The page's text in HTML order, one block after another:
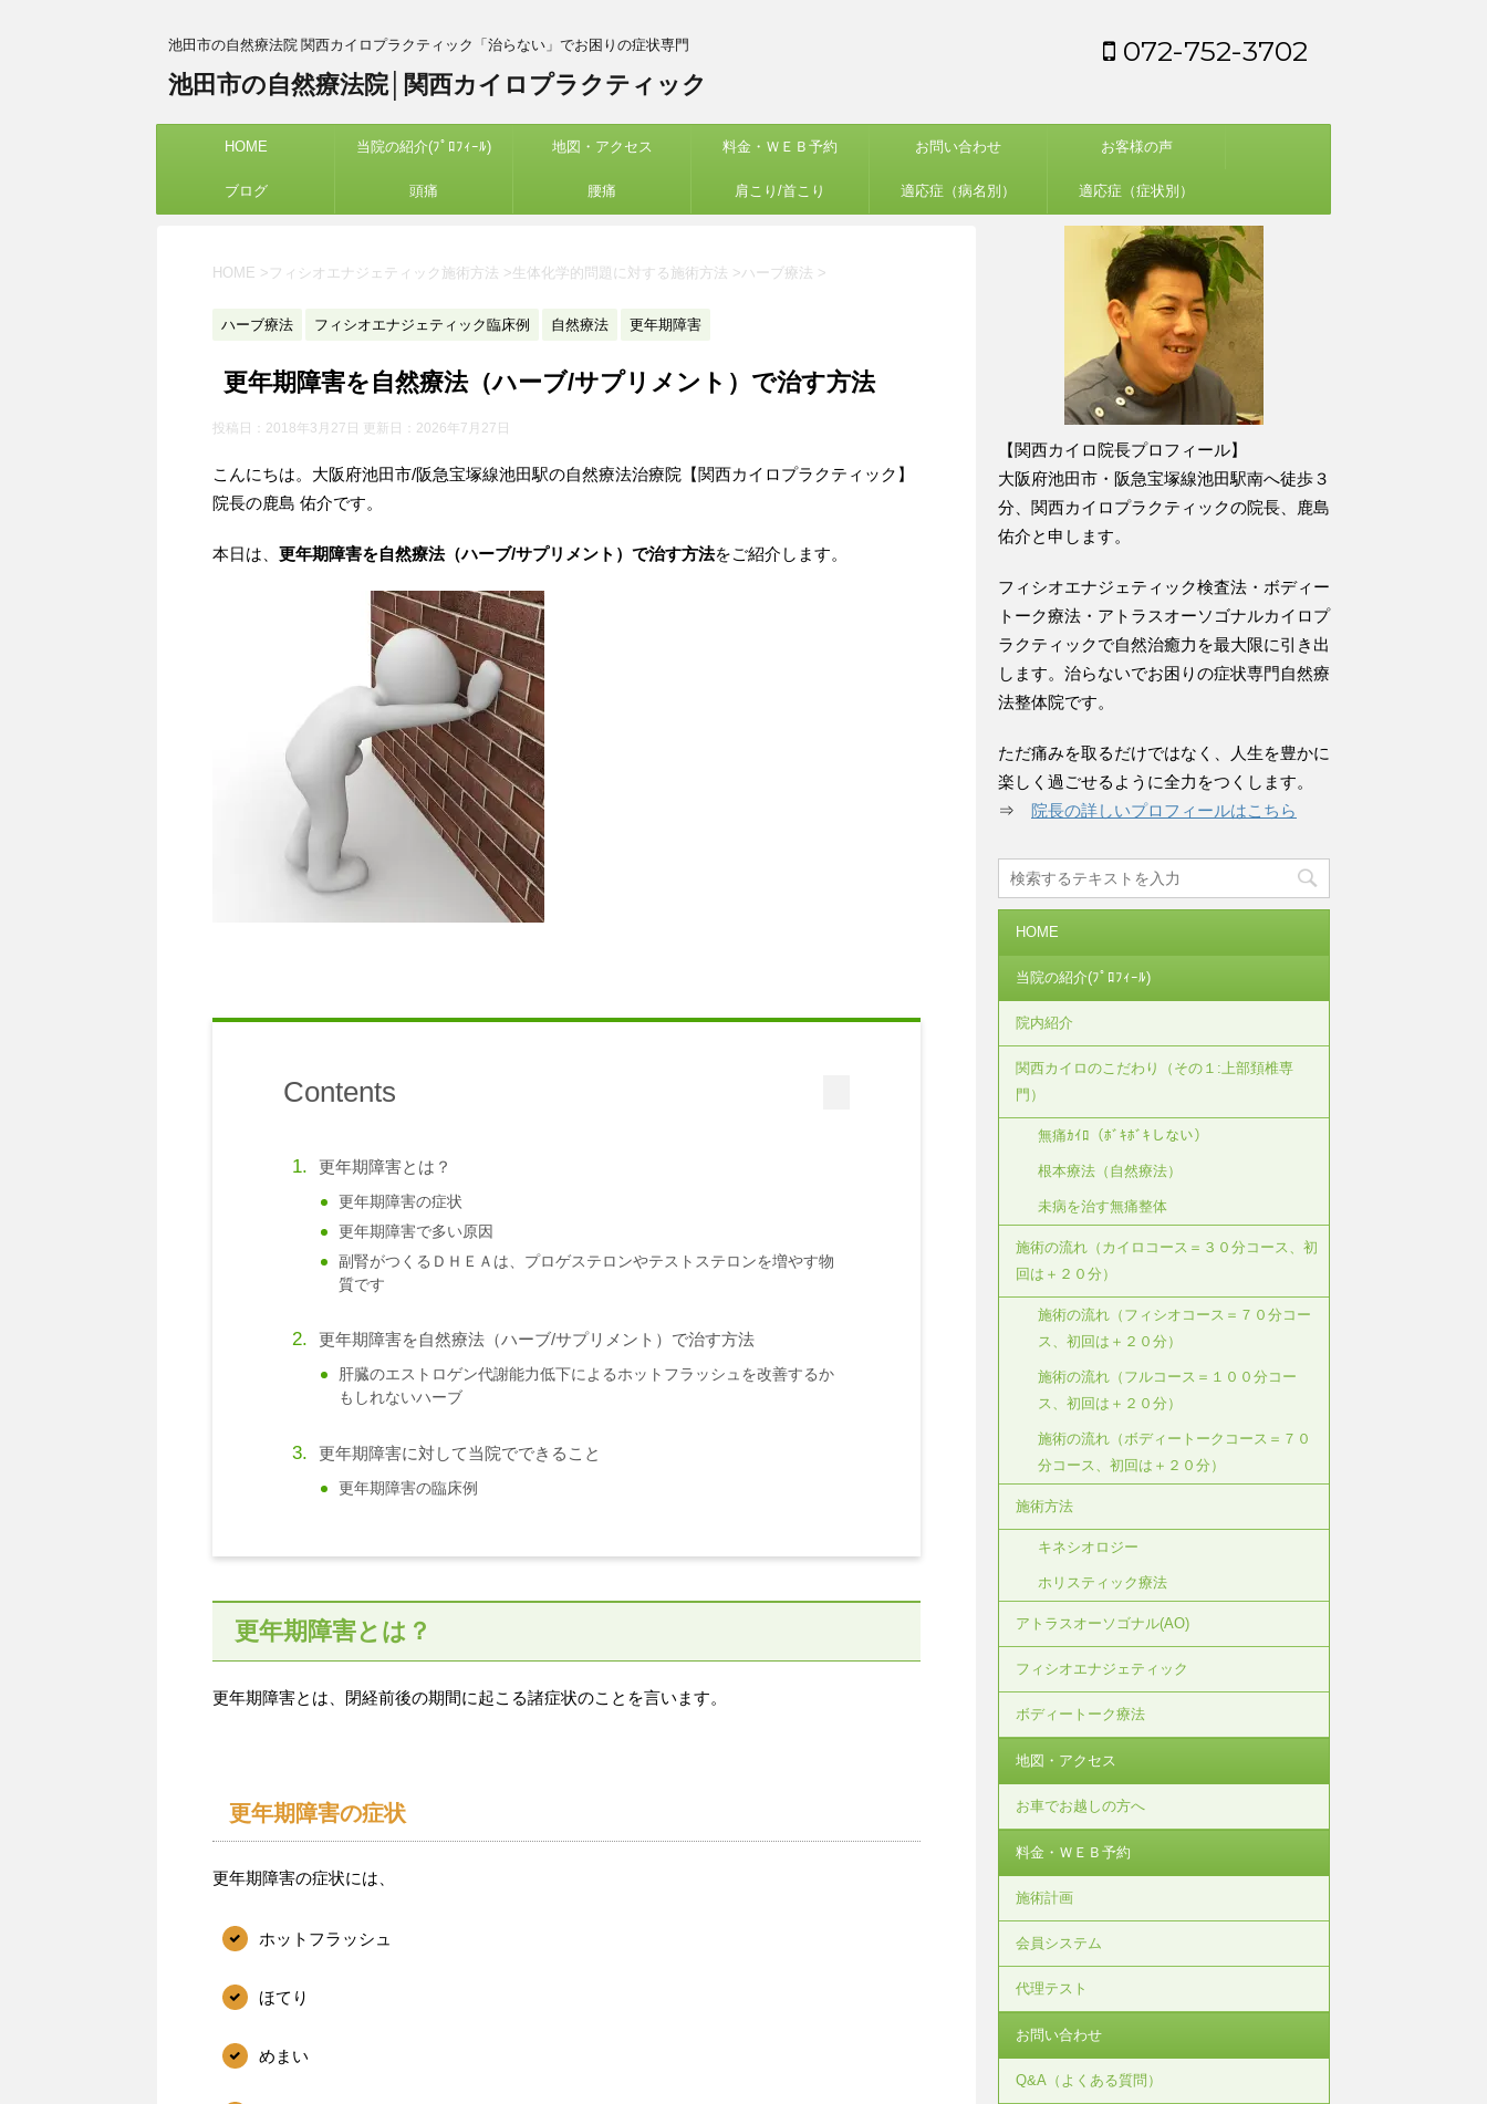
池田市の自然療法院 関西カイロプラクティック「治らない」でお困りの症状専門
池田市の自然療法院│関西カイロプラクティック
072-752-3702
HOME 当院の紹介(ﾌﾟﾛﾌｨｰﾙ) 地図・アクセス 料金・ＷＥＢ予約 お問い合わせ お客様の声
ブログ 頭痛 腰痛 肩こり/首こり 適応症（病名別） 適応症（症状別）
HOME > フィシオエナジェティック施術方法 >生体化学的問題に対する施術方法 >ハーブ療法 >
ハーブ療法 フィシオエナジェティック臨床例 自然療法 更年期障害
更年期障害を自然療法（ハーブ/サプリメント）で治す方法
投稿日：2018年3月27日 更新日： 2026年7月27日
こんにちは。大阪府池田市/阪急宝塚線池田駅の自然療法治療院【関西カイロプラクティック】
院長の鹿島 佑介です。
本日は、 更年期障害を自然療法（ハーブ/サプリメント）で治す方法をご紹介します。
Contents
更年期障害とは？
更年期障害の症状
更年期障害で多い原因
副腎がつくるＤＨＥＡは、プロゲステロンやテストステロンを増やす物
質です
更年期障害を自然療法（ハーブ/サプリメント）で治す方法
肝臓のエストロゲン代謝能力低下によるホットフラッシュを改善するか
もしれないハーブ
更年期障害に対して当院でできること
更年期障害の臨床例
更年期障害とは？
更年期障害とは、閉経前後の期間に起こる諸症状のことを言います。
更年期障害の症状
更年期障害の症状には、
ホットフラッシュ
ほてり
めまい
【関西カイロ院長プロフィール】
大阪府池田市・阪急宝塚線池田駅南へ徒歩３
分、関西カイロプラクティックの院長、鹿島
佑介と申します。
フィシオエナジェティック検査法・ボディー
トーク療法・アトラスオーソゴナルカイロプ
ラクティックで自然治癒力を最大限に引き出
します。治らないでお困りの症状専門自然療
法整体院です。
ただ痛みを取るだけではなく、人生を豊かに
楽しく過ごせるように全力をつくします。
⇒ 院長の詳しいプロフィールはこちら
HOME
当院の紹介(ﾌﾟﾛﾌｨｰﾙ)
院内紹介
関西カイロのこだわり（その１:上部頚椎専
門）
無痛ｶｲﾛ（ﾎﾞｷﾎﾞｷしない）
根本療法（自然療法）
未病を治す無痛整体
施術の流れ（カイロコース＝３０分コース、初
回は＋２０分）
施術の流れ（フィシオコース＝７０分コー
ス、初回は＋２０分）
施術の流れ（フルコース＝１００分コー
ス、初回は＋２０分）
施術の流れ（ボディートークコース＝７０
分コース、初回は＋２０分）
施術方法
キネシオロジー
ホリスティック療法
アトラスオーソゴナル(AO)
フィシオエナジェティック
ボディートーク療法
地図・アクセス
お車でお越しの方へ
料金・ＷＥＢ予約
施術計画
会員システム
代理テスト
お問い合わせ
Q&A（よくある質問）